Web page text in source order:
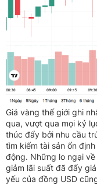
Giá vàng thế giới ghi
qua, vượt qua mọi kỷ
thúc đẩy bởi nhu cầu
tìm kiếm tài sản ổn
động. Những lo ngại
giảm lãi suất đã đẩy
yếu của đồng USD